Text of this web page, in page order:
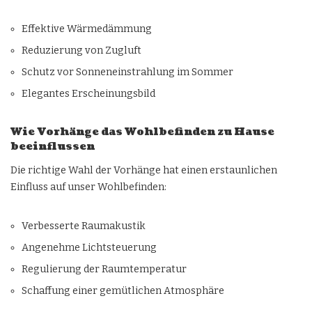
Effektive Wärmedämmung
Reduzierung von Zugluft
Schutz vor Sonneneinstrahlung im Sommer
Elegantes Erscheinungsbild
Wie Vorhänge das Wohlbefinden zu Hause
beeinflussen
Die richtige Wahl der Vorhänge hat einen erstaunlichen
Einfluss auf unser Wohlbefinden:
Verbesserte Raumakustik
Angenehme Lichtsteuerung
Regulierung der Raumtemperatur
Schaffung einer gemütlichen Atmosphäre